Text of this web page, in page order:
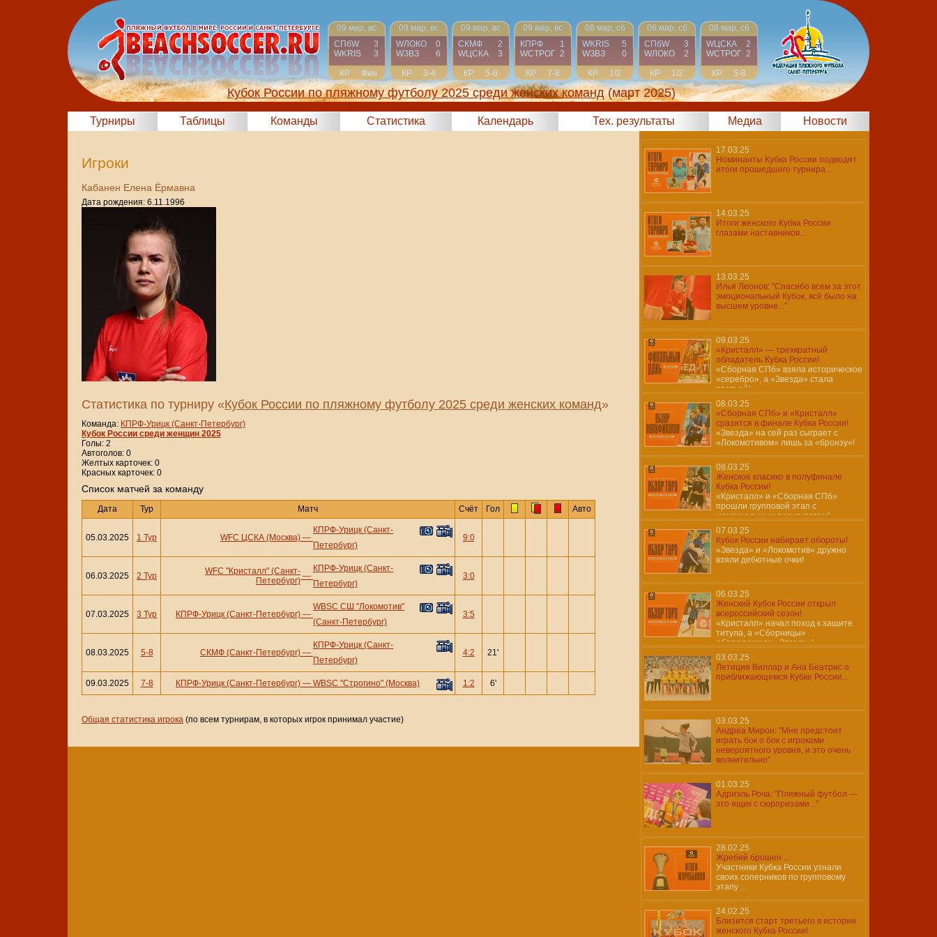
09 мар, вс
СПбW
3
WKRIS
3
КР
Фин
09 мар, вс
WЛОКО
0
WЗВЗ
6
КР
3-4
09 мар, вс
СКМФ
2
WЦСКА
3
КР
5-6
09 мар, вс
КПРФ
1
WCТРОГ 2
КР
7-8
08 мар, сб
WKRIS
5
WЗВЗ
0
КР
1/2
08 мар, сб
СПбW
3
WЛОКО
2
КР
1/2
08 мар, сб
WЦСКА
2
WCТРОГ 2
КР
5-8
Кубок России по пляжному футболу 2025 среди женских команд (март 2025)
Турниры Таблицы Команды Статистика Календарь Тех. результаты Медиа Новости
Игроки
Кабанен Елена Ёрмавна
Дата рождения: 6.11.1996
Статистика по турниру «Кубок России по пляжному футболу 2025 среди женских команд»
Команда: КПРФ-Урицк (Санкт-Петербург)
Кубок России среди женщин 2025
Голы: 2
Автоголов: 0
Желтых карточек: 0
Красных карточек: 0
Cписок матчей за команду
Дата Тур Матч Счёт Гол Авто
05.03.2025 1 Тур WFC ЦСКА (Москва) —
КПРФ-Урицк (Санкт-
Петербург)
9:0
06.03.2025 2 Тур
WFC "Кристалл" (Санкт-
Петербург) —
КПРФ-Урицк (Санкт-
Петербург)
3:0
07.03.2025 3 Тур КПРФ-Урицк (Санкт-Петербург) —
WBSC СШ "Локомотив"
(Санкт-Петербург)
3:5
08.03.2025 5-8 СКМФ (Санкт-Петербург) —
КПРФ-Урицк (Санкт-
Петербург)
4:2 21'
09.03.2025 7-8 КПРФ-Урицк (Санкт-Петербург) — WBSC "Строгино" (Москва) 1:2 6'
Общая статистика игрока (по всем турнирам, в которых игрок принимал участие)
17.03.25
Номинанты Кубка России подводят
итоги прошедшего турнира...
14.03.25
Итоги женского Кубка России
глазами наставников...
13.03.25
Илья Леонов: "Спасибо всем за этот
эмоциональный Кубок, всё было на
высшем уровне..."
09.03.25
«Кристалл» — трехкратный
обладатель Кубка России!
«Сборная СПб» взяла историческое
«серебро», а «Звезда» стала
третьей!
08.03.25
«Сборная СПб» и «Кристалл»
сразятся в финале Кубка России!
«Звезда» на сей раз сыграет с
«Локомотивом» лишь за «бронзу»!
08.03.25
Женское класико в полуфинале
Кубка России!
«Кристалл» и «Сборная СПб»
прошли групповой этап с
максимальным результатом!
07.03.25
Кубок России набирает обороты!
«Звезда» и «Локомотив» дружно
взяли дебютные очки!
06.03.25
Женский Кубок России открыл
всероссийский сезон!
«Кристалл» начал поход к защите
титула, а «Сборницы»
обескуражили «Звезду»!
03.03.25
Летиция Виллар и Ана Беатрис о
приближающемся Кубке России...
03.03.25
Андреа Мирон: "Мне предстоит
играть бок о бок с игроками
невероятного уровня, и это очень
волнительно"
01.03.25
Адриэль Роча: "Пляжный футбол —
это ящик с сюрпризами..."
28.02.25
Жребий брошен ...
Участники Кубка России узнали
своих соперников по групповому
этапу ...
24.02.25
Близится старт третьего в истории
женского Кубка России!